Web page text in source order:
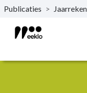
Naar hoofdinhoud
Publicaties >